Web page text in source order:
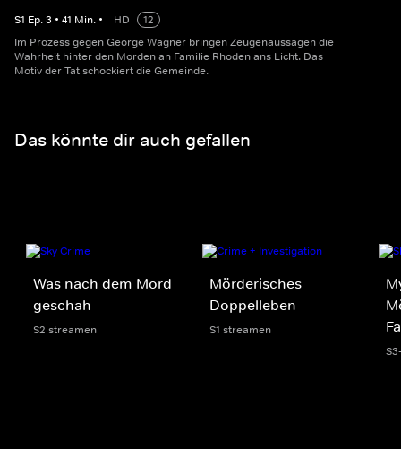
S1 Ep.3 • 41 Min. • HD
12
Im Prozess gegen George Wagner bringen Zeugenaussagen die
Wahrheit hinter den Morden an Familie Rhoden ans Licht. Das
Motiv der Tat schockiert die Gemeinde.
Das könnte dir auch gefallen
Was nach dem Mord
geschah
S2 streamen
Mörderisches
Doppelleben
S1 streamen